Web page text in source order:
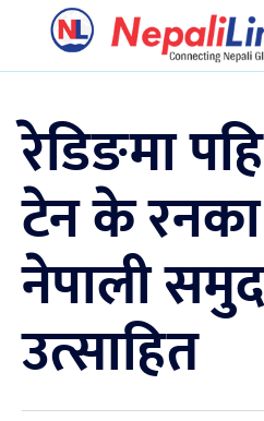
रेडिङमा
टेन के
नेपाली
उत्साहित